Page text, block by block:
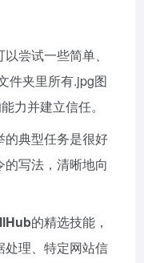
以尝试一些简单、
件夹里所有.jpg图
力并建立信任。
的典型任务是很好
写法，清晰地向
的精选技能，
处理、特定网站信